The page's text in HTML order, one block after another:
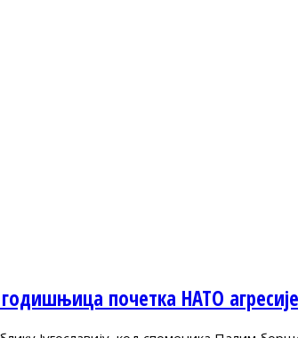
почетка НАТО агресије